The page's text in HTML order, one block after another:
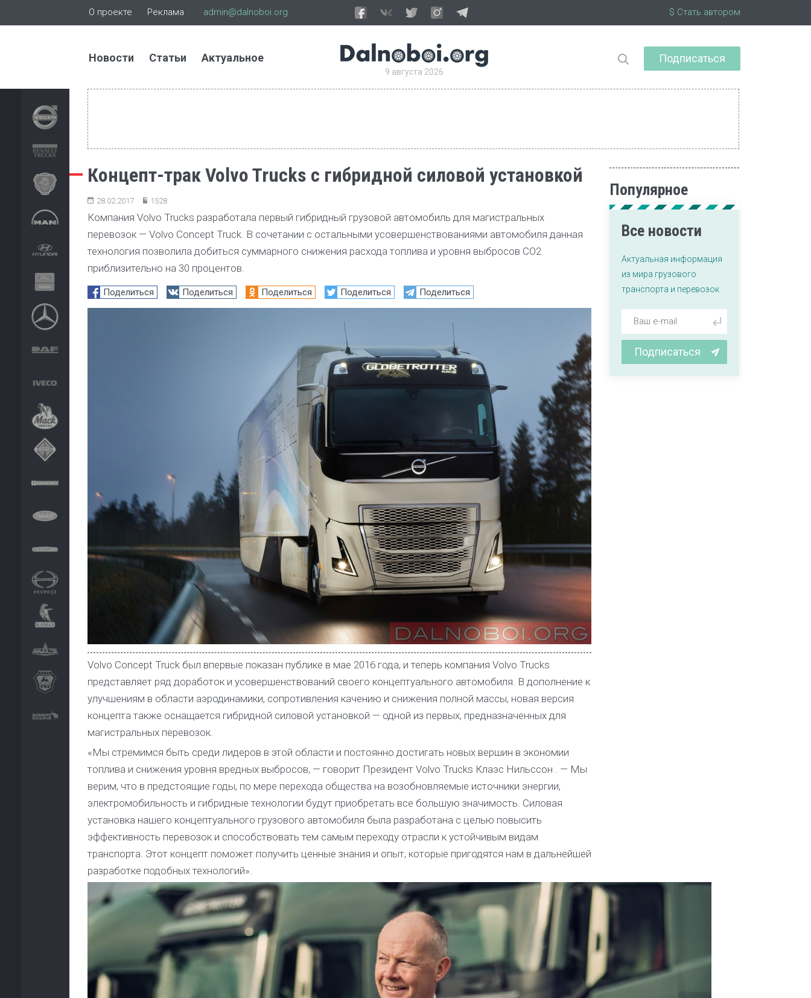
О проекте Реклама admin@dalnoboi.org $ Стать автором
Новости Статьи Актуальное
9 августа 2026
Подписаться
Концепт-трак Volvo Trucks с гибридной силовой установкой
28.02.2017 1528
Компания Volvo Trucks разработала первый гибридный грузовой автомобиль для магистральных
перевозок — Volvo Concept Truck. В сочетании с остальными усовершенствованиями автомобиля данная
технология позволила добиться суммарного снижения расхода топлива и уровня выбросов CO2
приблизительно на 30 процентов.
Поделиться Поделиться Поделиться Поделиться Поделиться
Volvo Concept Truck был впервые показан публике в мае 2016 года, и теперь компания Volvo Trucks
представляет ряд доработок и усовершенствований своего концептуального автомобиля. В дополнение к
улучшениям в области аэродинамики, сопротивления качению и снижения полной массы, новая версия
концепта также оснащается гибридной силовой установкой — одной из первых, предназначенных для
магистральных перевозок.
«Мы стремимся быть среди лидеров в этой области и постоянно достигать новых вершин в экономии
топлива и снижения уровня вредных выбросов, — говорит Президент Volvo Trucks Клаэс Нильссон . — Мы
верим, что в предстоящие годы, по мере перехода общества на возобновляемые источники энергии,
электромобильность и гибридные технологии будут приобретать все большую значимость. Силовая
установка нашего концептуального грузового автомобиля была разработана с целью повысить
эффективность перевозок и способствовать тем самым переходу отрасли к устойчивым видам
транспорта. Этот концепт поможет получить ценные знания и опыт, которые пригодятся нам в дальнейшей
разработке подобных технологий».
Популярное
Все новости
Актуальная информация
из мира грузового
транспорта и перевозок
Подписаться